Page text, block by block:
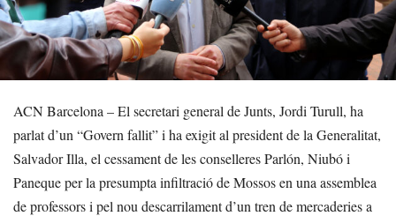
ACN Barcelona – El secretari general de Junts, Jordi Turull, ha
parlat d’un “Govern fallit” i ha exigit al president de la Generalitat,
Salvador Illa, el cessament de les conselleres Parlón, Niubó i
Paneque per la presumpta infiltració de Mossos en una assemblea
de professors i pel nou descarrilament d’un tren de mercaderies a